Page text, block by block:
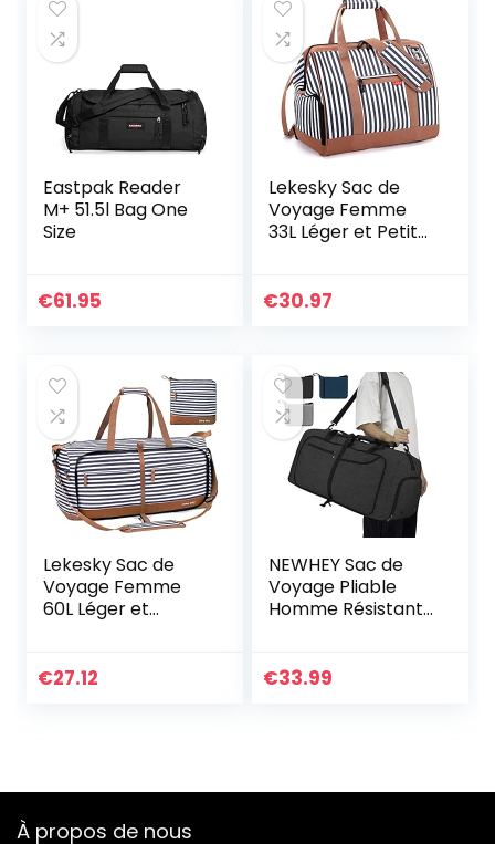
Eastpak Reader
M+ 51.5l Bag One
Size
€61.95
Lekesky Sac de
Voyage Femme
33L Léger et Petit
Cabine Avion Sac
€30.97
Lekesky Sac de
Voyage Femme
60L Léger et
Taille Sac de Sport
€27.12
NEWHEY Sac de
Voyage Pliable
Homme Résistant
Camping
€33.99
À propos de nous